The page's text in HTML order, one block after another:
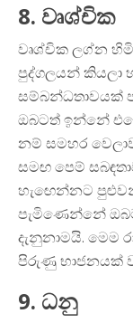
8. වෘශ්චික
වෘශ්චික ලග්න
පුද්ගලයන් කියලා
සම්බන්ධතාවයක්
ඔබටත් ඉන්නේ
නම් සමහර
සමඟ‍ පෙම්
හැඟෙන්නට
පැමිණෙන්නේ
දැනුනාමයි. මෙම
පිරුණු භාජනයක්
9. ධනු